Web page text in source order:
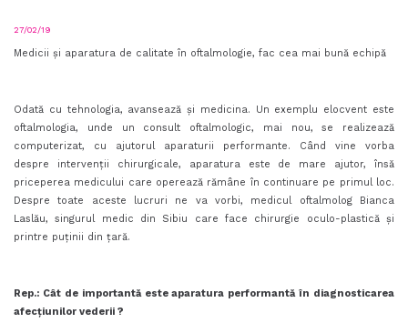
27/02/19
Medicii și aparatura de calitate în oftalmologie, fac cea mai bună echipă
Odată cu tehnologia, avansează și medicina. Un exemplu elocvent este
oftalmologia, unde un consult oftalmologic, mai nou, se realizează
computerizat, cu ajutorul aparaturii performante. Când vine vorba
despre intervenții chirurgicale, aparatura este de mare ajutor, însă
priceperea medicului care operează rămâne în continuare pe primul loc.
Despre toate aceste lucruri ne va vorbi, medicul oftalmolog Bianca
Laslău, singurul medic din Sibiu care face chirurgie oculo-plastică și
printre puținii din țară.
Rep.: Cât de importantă este aparatura performantă în diagnosticarea
afecțiunilor vederii ?